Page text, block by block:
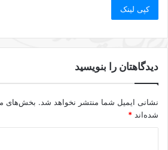
کپی لینک
دیدگاهتان را بنویسید
نشانی ایمیل شما منتشر نخواهد شد. بخش‌های
شده‌اند *